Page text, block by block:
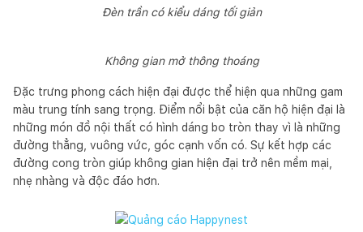
Đèn trần có kiểu dáng tối giản
Không gian mở thông thoáng
Đặc trưng phong cách hiện đại được thể hiện qua những gam
màu trung tính sang trọng. Điểm nổi bật của căn hộ hiện đại là
những món đồ nội thất có hình dáng bo tròn thay vì là những
đường thẳng, vuông vức, góc cạnh vốn có. Sự kết hợp các
đường cong tròn giúp không gian hiện đại trở nên mềm mại,
nhẹ nhàng và độc đáo hơn.